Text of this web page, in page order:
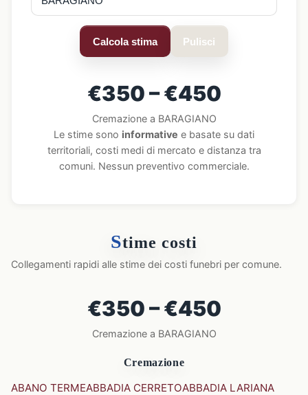
Calcola stima Pulisci
€350 – €450
Cremazione a BARAGIANO
Le stime sono informative e basate su dati
territoriali, costi medi di mercato e distanza tra
comuni. Nessun preventivo commerciale.
Stime costi
Collegamenti rapidi alle stime dei costi funebri per comune.
€350 – €450
Cremazione a BARAGIANO
Cremazione
ABANO TERMEABBADIA CERRETOABBADIA LARIANA